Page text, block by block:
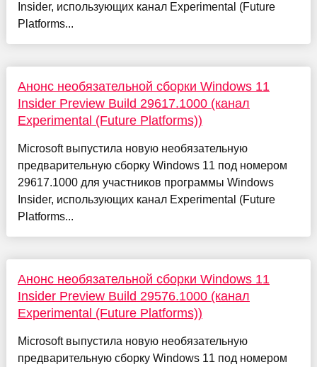
Insider, использующих канал Experimental (Future
Platforms...
Анонс необязательной сборки Windows 11
Insider Preview Build 29617.1000 (канал
Experimental (Future Platforms))
Microsoft выпустила новую необязательную
предварительную сборку Windows 11 под номером
29617.1000 для участников программы Windows
Insider, использующих канал Experimental (Future
Platforms...
Анонс необязательной сборки Windows 11
Insider Preview Build 29576.1000 (канал
Experimental (Future Platforms))
Microsoft выпустила новую необязательную
предварительную сборку Windows 11 под номером